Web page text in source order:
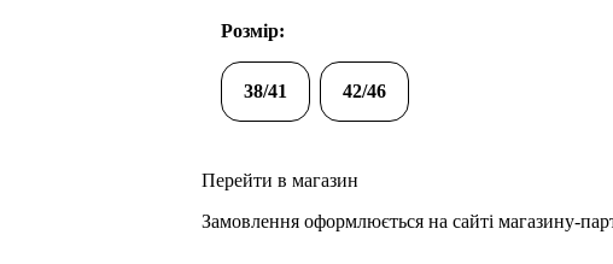
Розмір:
38/41 42/46
Перейти в магазин
Замовлення оформлюється на сайті магазину-